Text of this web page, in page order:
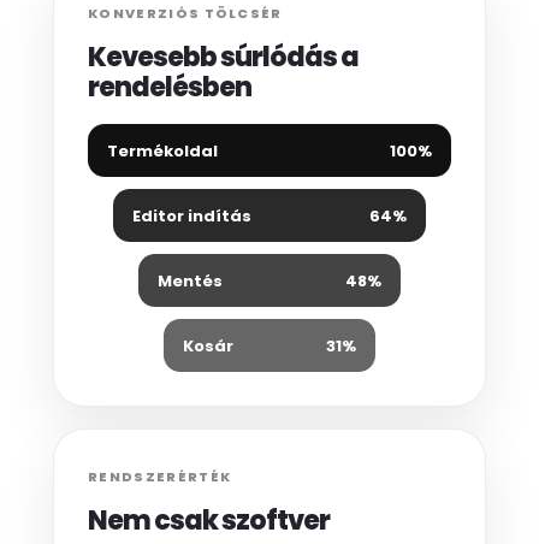
KONVERZIÓS TÖLCSÉR
Kevesebb súrlódás a
rendelésben
Termékoldal 100%
Editor indítás 64%
Mentés 48%
Kosár 31%
RENDSZERÉRTÉK
Nem csak szoftver